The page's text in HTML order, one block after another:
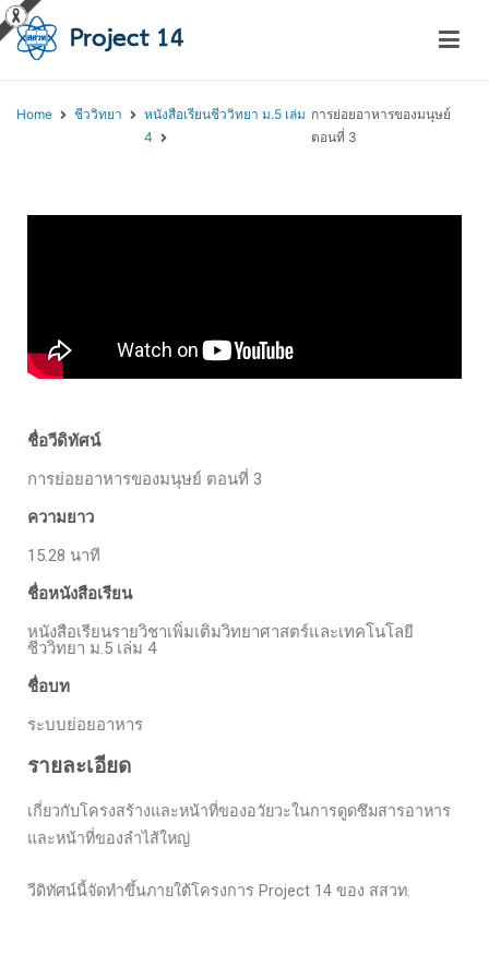
Home ชีววิทยา
หนังสือเรียนชีววิทยา ม.5 เล่ม
4
การย่อยอาหารของมนุษย์
ตอนที่ 3
ชื่อวีดิทัศน์
การย่อยอาหารของมนุษย์ ตอนที่ 3
ความยาว
15.28 นาที
ชื่อหนังสือเรียน
หนังสือเรียนรายวิชาเพิ่มเติมวิทยาศาสตร์และเทคโนโลยี
ชีววิทยา ม.5 เล่ม 4
ชื่อบท
ระบบย่อยอาหาร
รายละเอียด
เกี่ยวกับโครงสร้างและหน้าที่ของอวัยวะในการดูดซึมสารอาหาร
และหน้าที่ของลำไส้ใหญ่
วีดิทัศน์นี้จัดทำขึ้นภายใต้โครงการ Project 14 ของ สสวท.